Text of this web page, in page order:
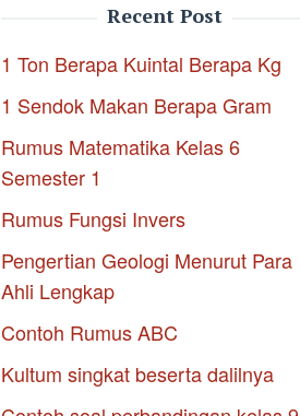
Recent Post
1 Ton Berapa Kuintal Berapa Kg
1 Sendok Makan Berapa Gram
Rumus Matematika Kelas 6
Semester 1
Rumus Fungsi Invers
Pengertian Geologi Menurut Para
Ahli Lengkap
Contoh Rumus ABC
Kultum singkat beserta dalilnya